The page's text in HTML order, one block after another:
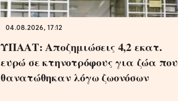
04.08.2026, 17:12
ΥΠΑΑΤ: Αποζημιώσεις 4,2 εκατ.
ευρώ σε κτηνοτρόφους για ζώα που
θανατώθηκαν λόγω ζωονόσων